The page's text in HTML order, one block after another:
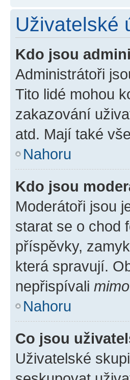
Uživatelské
Kdo jsou
Administrátoři
Tito lidé mohou
zakazování
atd. Mají také
Nahoru
Kdo jsou
Moderátoři jsou
starat se o chod
příspěvky,
která spravují.
nepřispívali
Nahoru
Co jsou
Uživatelské